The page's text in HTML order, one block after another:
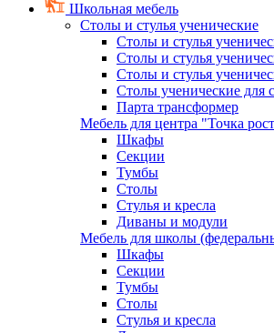
Школьная мебель
Столы и стулья ученические
Столы и стулья
Столы и стулья
Столы и стулья
Столы ученические для
Парта трансформер
Мебель для центра "Точка
Шкафы
Секции
Тумбы
Столы
Стулья и кресла
Диваны и модули
Мебель для школы
Шкафы
Секции
Тумбы
Столы
Стулья и кресла